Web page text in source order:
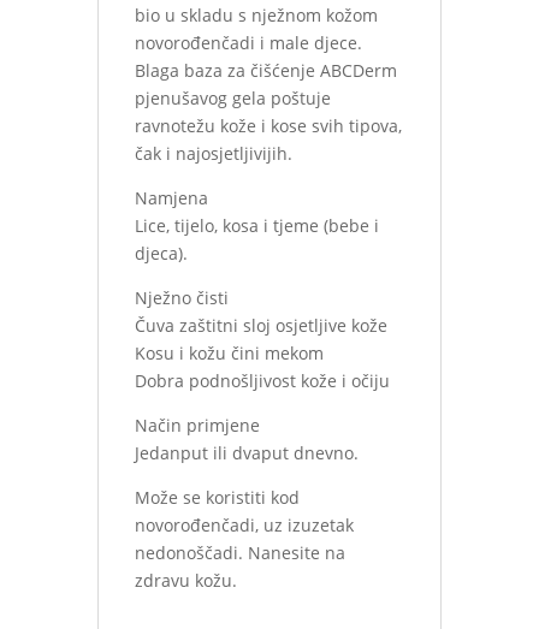
bio u skladu s nježnom kožom
novorođenčadi i male djece.
Blaga baza za čišćenje ABCDerm
pjenušavog gela poštuje
ravnotežu kože i kose svih tipova,
čak i najosjetljivijih.
Namjena
Lice, tijelo, kosa i tjeme (bebe i
djeca).
Nježno čisti
Čuva zaštitni sloj osjetljive kože
Kosu i kožu čini mekom
Dobra podnošljivost kože i očiju
Način primjene
Jedanput ili dvaput dnevno.
Može se koristiti kod
novorođenčadi, uz izuzetak
nedonoščadi. Nanesite na
zdravu kožu.